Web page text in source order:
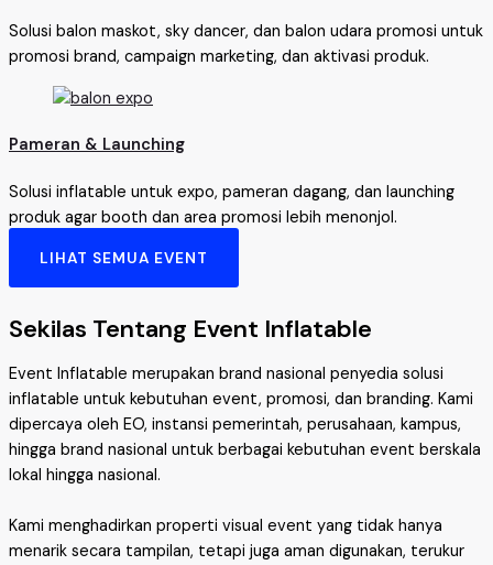
Solusi balon maskot, sky dancer, dan balon udara promosi untuk
promosi brand, campaign marketing, dan aktivasi produk.
Pameran & Launching
Solusi inflatable untuk expo, pameran dagang, dan launching
produk agar booth dan area promosi lebih menonjol.
LIHAT SEMUA EVENT
Sekilas Tentang Event Inflatable
Event Inflatable merupakan brand nasional penyedia solusi
inflatable untuk kebutuhan event, promosi, dan branding. Kami
dipercaya oleh EO, instansi pemerintah, perusahaan, kampus,
hingga brand nasional untuk berbagai kebutuhan event berskala
lokal hingga nasional.
Kami menghadirkan properti visual event yang tidak hanya
menarik secara tampilan, tetapi juga aman digunakan, terukur